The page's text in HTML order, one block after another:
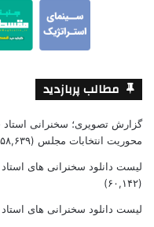
مطالب پربازدید
گزارش تصویری؛ سخنرانی
محوریت انتخابات مجلس (۱۵۸,۶۳۹)
لیست دانلود سخنرانی های استاد حسن
(۶۰,۱۴۲)
لیست دانلود سخنرانی های استاد